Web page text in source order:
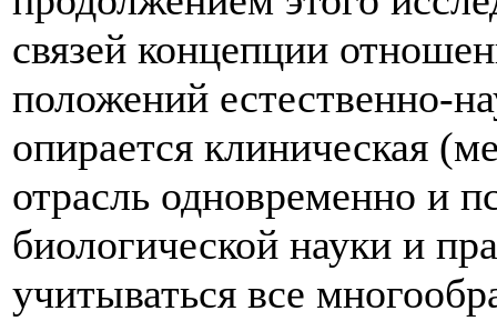
связей концепции
положений естественно-
опирается клиническая
отрасль одновременно и
биологической науки и
учитываться все